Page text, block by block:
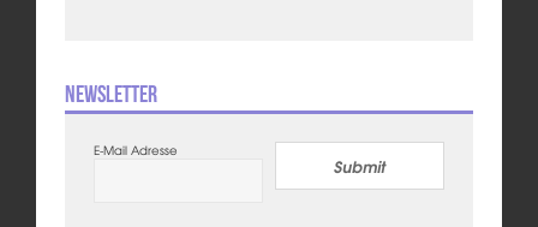
Newsletter
E-Mail Adresse
Submit